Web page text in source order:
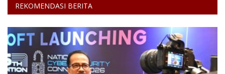
REKOMENDASI BERITA